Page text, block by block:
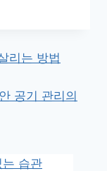
리는 방법
공기 관리의